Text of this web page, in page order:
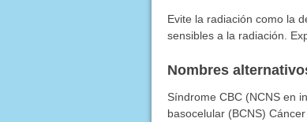
Evite la radiación como la
sensibles a la radiación.
Nombres
Síndrome CBC (NCNS en
basocelular (BCNS)